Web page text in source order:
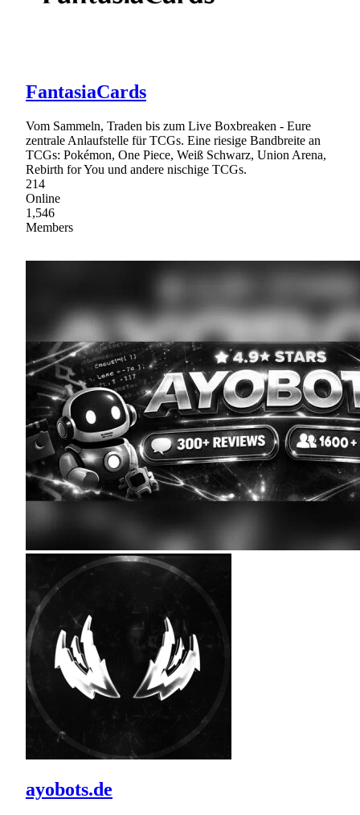
FantasiaCards
Vom Sammeln, Traden bis zum Live Boxbreaken - Eure
zentrale Anlaufstelle für TCGs. Eine riesige Bandbreite an
TCGs: Pokémon, One Piece, Weiß Schwarz, Union Arena,
Rebirth for You und andere nischige TCGs.
214
Online
1,546
Members
ayobots.de